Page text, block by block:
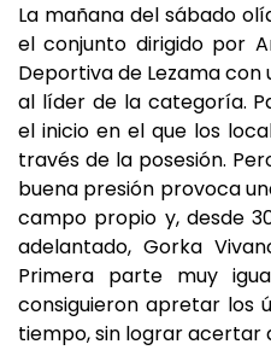
La mañana del sábado
el conjunto dirigido por
Deportiva de Lezama
al líder de la categoría.
el inicio en el que los
través de la posesión.
buena presión provoca
campo propio y, desde
adelantado, Gorka
Primera parte muy
consiguieron apretar los
tiempo, sin lograr acertar